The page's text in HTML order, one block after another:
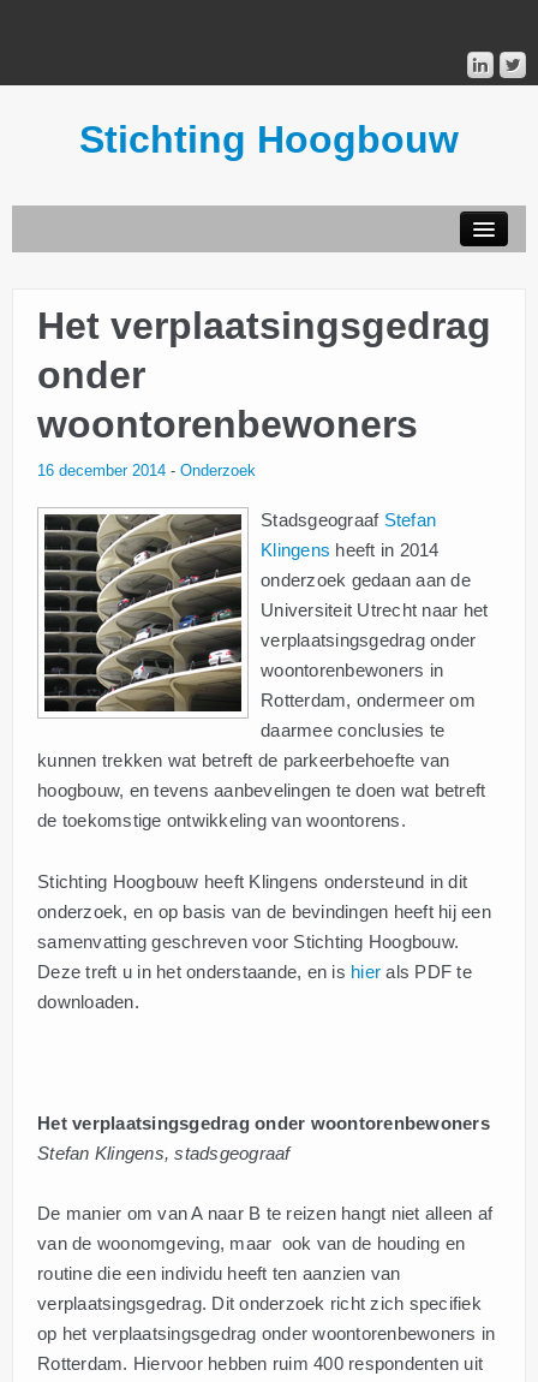
Stichting Hoogbouw
PUBLICATIES
DONATEURS
Het verplaatsingsgedrag
onder
woontorenbewoners
16 december 2014 - Onderzoek
Stadsgeograaf Stefan
Klingens heeft in 2014
onderzoek gedaan aan de
Universiteit Utrecht naar het
verplaatsingsgedrag onder
woontorenbewoners in
Rotterdam, ondermeer om
daarmee conclusies te
kunnen trekken wat betreft de parkeerbehoefte van
hoogbouw, en tevens aanbevelingen te doen wat betreft
de toekomstige ontwikkeling van woontorens.
Stichting Hoogbouw heeft Klingens ondersteund in dit
onderzoek, en op basis van de bevindingen heeft hij een
samenvatting geschreven voor Stichting Hoogbouw.
Deze treft u in het onderstaande, en is hier als PDF te
downloaden.
Het verplaatsingsgedrag onder woontorenbewoners
Stefan Klingens, stadsgeograaf
De manier om van A naar B te reizen hangt niet alleen af
van de woonomgeving, maar ook van de houding en
routine die een individu heeft ten aanzien van
verplaatsingsgedrag. Dit onderzoek richt zich specifiek
op het verplaatsingsgedrag onder woontorenbewoners in
Rotterdam. Hiervoor hebben ruim 400 respondenten uit